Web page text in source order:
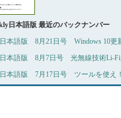
日本語版 最近のバックナンバー
日本語版 8月21日号 Windows 10
日本語版 8月7日号 光無線技術Li-
日本語版 7月17日号 ツールを使え！